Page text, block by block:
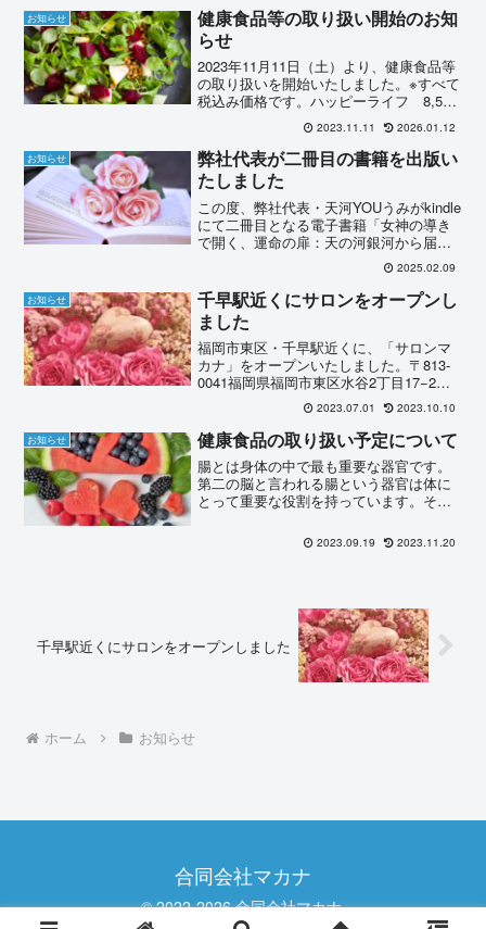
お知らせ
健康食品等の取り扱い開始のお知
らせ
2023年11月11日（土）より、健康食品等
の取り扱いを開始いたしました。※すべて
税込み価格です。ハッピーライフ 8,500
円自然の循環を守る菌をおからと米ぬか
に培養したスーパーフードハッピーライ
フベル（ソマチッド入り）11,000円ミラ
ク...
2023.11.11 2026.01.12
お知らせ
弊社代表が二冊目の書籍を出版い
たしました
この度、弊社代表・天河YOUうみがkindle
にて二冊目となる電子書籍「女神の導き
で開く、運命の扉：天の河銀河から届く
愛と奇跡のメッセージ 」を上梓いたしま
した。価格：99円※kindle unlimited会員の
方は無料でお読みいただけま...
2025.02.09
お知らせ
千早駅近くにサロンをオープンし
ました
福岡市東区・千早駅近くに、「サロンマ
カナ」をオープンいたしました。〒813-
0041福岡県福岡市東区水谷2丁目17−2ア
ヴァンセ千早209アクセス香椎宮前駅より
徒歩3分千早駅より徒歩8分香椎駅より徒
歩9分今後、対面での鑑定やコンサルティ
ング...
2023.07.01 2023.10.10
お知らせ 健康食品の取り扱い予定について
腸とは身体の中で最も重要な器官です。
第二の脳と言われる腸という器官は体に
とって重要な役割を持っています。その
きます。【腸と微生物の関係】腸内には
100兆から1000兆個も存在しているとい
2023.09.19 2023.11.20
千早駅近くにサロンをオープンしました
ホーム お知らせ
合同会社マカナ
© 2022-2026 合同会社マカナ.